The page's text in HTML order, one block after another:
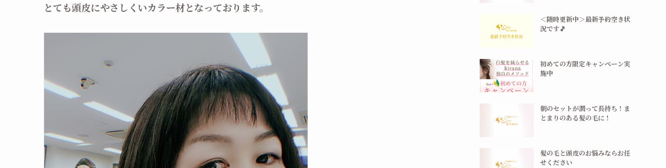
とても頭皮にやさしくいカラー材となっております。
＜随時更新中＞最新予約空き状
況です🎵
初めての方限定キャンペーン実
施中
朝のセットが潤って長持ち！ま
とまりのある髪の毛に！
髪の毛と頭皮のお悩みならお任
せください